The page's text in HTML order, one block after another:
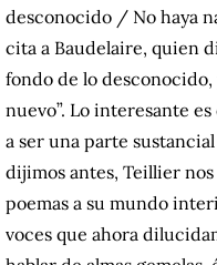
desconocido / No haya
cita a Baudelaire, quien
fondo de lo desconocido,
nuevo”. Lo interesante
a ser una parte
dijimos antes, Teillier
poemas a su mundo
voces que ahora